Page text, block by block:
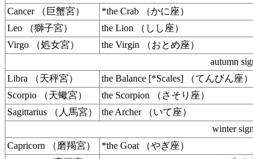
Cancer （巨蟹宮）
*the Crab （かに座）
Leo （獅子宮）
the Lion （しし座）
Virgo （処女宮）
the Virgin （おとめ座）
autumn
Libra （天秤宮）
the Balance [*Scales] （てんびん座）
Scorpio （天蠍宮）
the Scorpion （さそり座）
Sagittarius （人馬宮）
the Archer （いて座）
winter
Capricorn （磨羯宮）
*the Goat （やぎ座）